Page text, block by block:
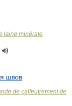
laine minérale
швов
de calfeutrement de